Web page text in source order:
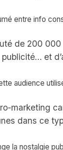
entre info
de 200 000
et
audience
marketing
dans ce
la nostalgie